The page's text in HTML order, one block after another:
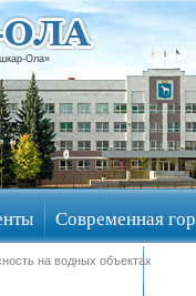
Ола»
Современная
обсуждения
на водных объектах